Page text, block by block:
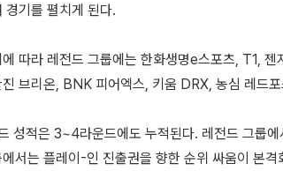
경기를 펼치게 된다.
에 따라 레전드 그룹에는 한화생명e스포츠, T1,
브리온, BNK 피어엑스, 키움 DRX, 농심 레드
성적은 3~4라운드에도 누적된다. 레전드 그룹
서는 플레이-인 진출권을 향한 순위 싸움이 본격